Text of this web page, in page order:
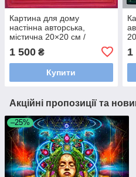
Картина для дому
настінна авторська,
містична 20×20 см /
декору
1 500 ₴
Купити
1
Акційні пропозиції та
–25%